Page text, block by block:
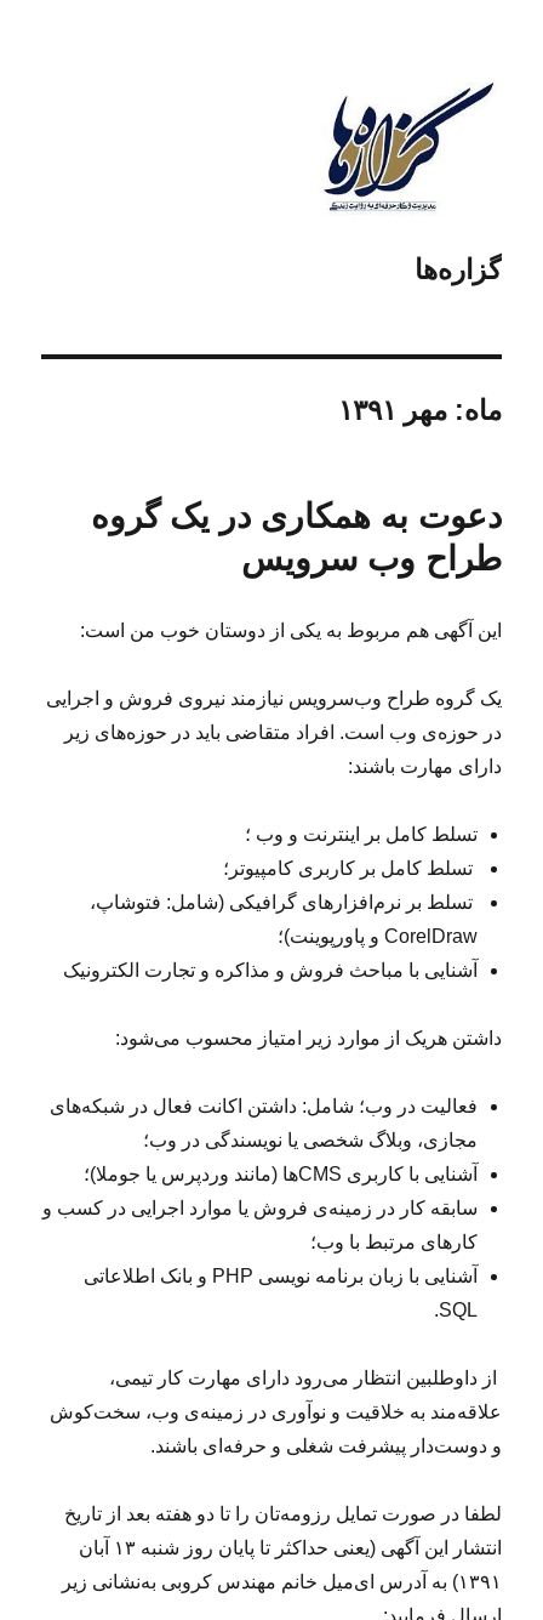
گزاره‌ها
ماه:مهر ۱۳۹۱
دعوت به همکاری در یک گروه
طراح وب سرویس
این آگهی هم مربوط به یکی از دوستان خوب من است:
یک گروه طراح وب‌سرویس نیازمند نیروی فروش و اجرایی
در حوزه‌ی وب است. افراد متقاضی باید در حوزه‌های زیر
دارای مهارت باشند:
تسلط کامل بر اینترنت و وب ؛
تسلط کامل بر کاربری کامپیوتر؛
تسلط بر نرم‌افزارهای گرافیکی (شامل: فتوشاپ،
CorelDraw و پاورپوینت)؛
آشنایی با مباحث فروش و مذاکره و تجارت الکترونیک
داشتن هریک از موارد زیر امتیاز محسوب می‌شود:
فعالیت در وب؛ شامل: داشتن اکانت فعال در شبکه‌های
مجازی، وبلاگ شخصی یا نویسندگی در وب؛
آشنایی با کاربری CMSها (مانند وردپرس یا جوملا)؛
سابقه کار در زمینه‌ی فروش یا موارد اجرایی در کسب و
کارهای مرتبط با وب؛
آشنایی با زبان برنامه نویسی PHP و بانک اطلاعاتی
SQL.
از داوطلبین انتظار می‌رود دارای مهارت کار تیمی،
علاقه‌مند به خلاقیت و نوآوری در زمینه‌ی وب،‌ سخت‌کوش
و دوست‌دار پیشرفت شغلی و حرفه‌ای باشند.
لطفا در صورت تمایل رزومه‌تان را تا دو هفته بعد از تاریخ
انتشار این آگهی (یعنی حداکثر تا پایان روز شنبه ۱۳ آبان
۱۳۹۱) به آدرس ای‌میل خانم مهندس کروبی به‌نشانی زیر
ارسال فرمایید: